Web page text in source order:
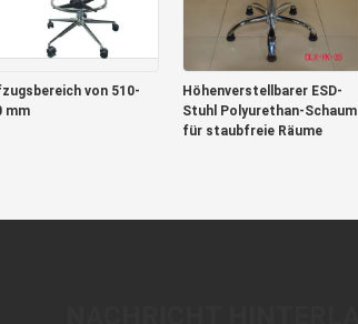
von 510-
mm
Höhenverstellbarer ESD-
Stuhl Polyurethan-Schaum
für staubfreie Räume